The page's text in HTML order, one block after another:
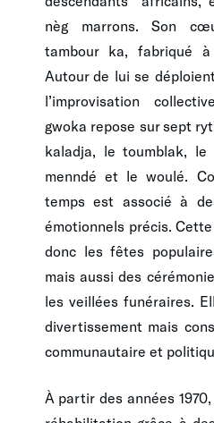
nèg marrons. Son
tambour ka, fabriqué
Autour de lui se
l’improvisation
gwoka repose sur sept
kaladja, le toumblak,
menndé et le woulé.
temps est associé à
émotionnels précis.
donc les fêtes
mais aussi des
les veillées funéraires.
divertissement mais
communautaire et
À partir des années